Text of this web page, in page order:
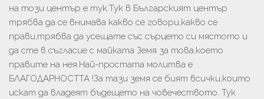
на този център е тук.Тук в Българският център
трябва да се внимава какво се говори,какво се
прави,трябва да усещате със сърцето си мястото и
да сте в съгласие с майката Земя за това,което
правите на нея.Най-простата молитва е
БЛАГОДАРНОСТТА !За тази земя се бият всички,които
искат да владеят бъдещето на човечеството. Тук